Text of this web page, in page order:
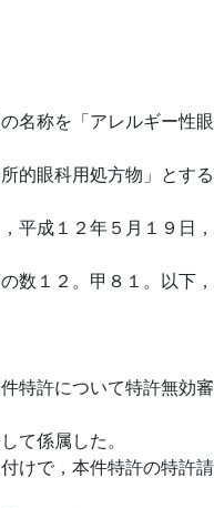
名称を「アレルギー性眼
的眼科用処方物」とする
平成１２年５月１９日，
数１２。甲８１。以下，
特許について特許無効審
て係属した。
けで，本件特許の特許請